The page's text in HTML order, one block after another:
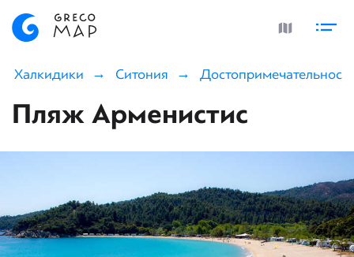
Халкидики Ситония
Пляж Арменистис